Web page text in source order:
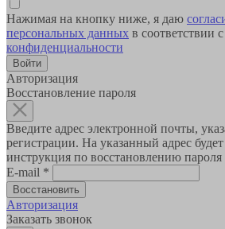
Нажимая на кнопку ниже, я даю
персональных данных в соответствии с
конфиденциальности
Авторизация
Восстановление пароля
Введите адрес электронной почты,
регистрации. На указанный адрес
инструкция по восстановлению пароля
E-mail *
Авторизация
Заказать звонок